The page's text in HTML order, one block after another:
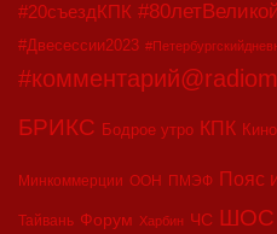
#20съездКПК
#Двесессии2023
БРИКС Бодрое утро КПК Кино
Минкоммерции ООН ПМЭФ Пояс
Тайвань Форум Харбин ЧС ШОС